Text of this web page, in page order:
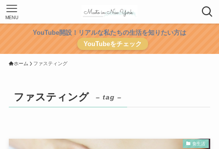
MENU
YouTube開設！リアルな私たちの生活を知りたい方は
YouTubeをチェック
ホーム ファスティング
ファスティング – tag –
食生活